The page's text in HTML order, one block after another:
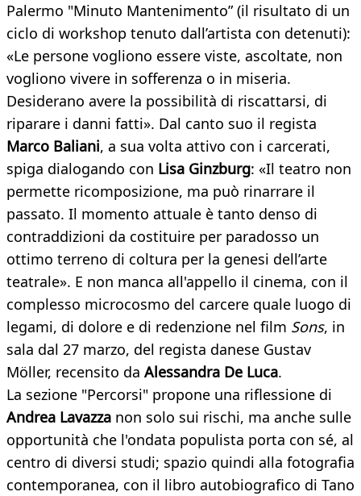
Palermo "Minuto Mantenimento” (il risultato di un
ciclo di workshop tenuto dall’artista con detenuti):
«Le persone vogliono essere viste, ascoltate, non
vogliono vivere in sofferenza o in miseria.
Desiderano avere la possibilità di riscattarsi, di
riparare i danni fatti». Dal canto suo il regista
Marco Baliani, a sua volta attivo con i carcerati,
spiga dialogando con Lisa Ginzburg: «Il teatro non
permette ricomposizione, ma può rinarrare il
passato. Il momento attuale è tanto denso di
contraddizioni da costituire per paradosso un
ottimo terreno di coltura per la genesi dell’arte
teatrale». E non manca all'appello il cinema, con il
complesso microcosmo del carcere quale luogo di
legami, di dolore e di redenzione nel film Sons, in
sala dal 27 marzo, del regista danese Gustav
Möller, recensito da Alessandra De Luca.
La sezione "Percorsi" propone una riflessione di
Andrea Lavazza non solo sui rischi, ma anche sulle
opportunità che l'ondata populista porta con sé, al
centro di diversi studi; spazio quindi alla fotografia
contemporanea, con il libro autobiografico di Tano